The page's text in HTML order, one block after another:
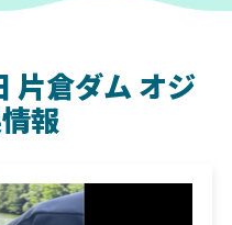
片倉ダム オジ
報